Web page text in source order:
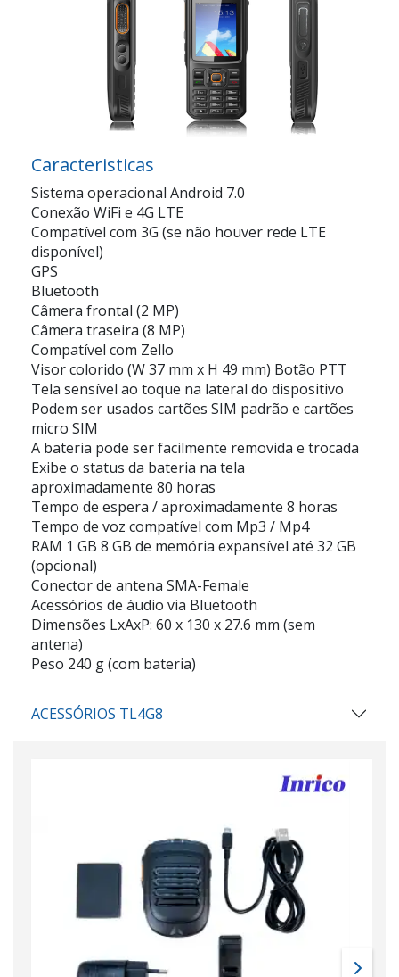
Caracteristicas
Sistema operacional Android 7.0
Conexão WiFi e 4G LTE
Compatível com 3G (se não houver rede LTE
disponível)
GPS
Bluetooth
Câmera frontal (2 MP)
Câmera traseira (8 MP)
Compatível com Zello
Visor colorido (W 37 mm x H 49 mm) Botão PTT
Tela sensível ao toque na lateral do dispositivo
Podem ser usados cartões SIM padrão e cartões
micro SIM
A bateria pode ser facilmente removida e trocada
Exibe o status da bateria na tela
aproximadamente 80 horas
Tempo de espera / aproximadamente 8 horas
Tempo de voz compatível com Mp3 / Mp4
RAM 1 GB 8 GB de memória expansível até 32 GB
(opcional)
Conector de antena SMA-Female
Acessórios de áudio via Bluetooth
Dimensões LxAxP: 60 x 130 x 27.6 mm (sem
antena)
Peso 240 g (com bateria)
ACESSÓRIOS TL4G8